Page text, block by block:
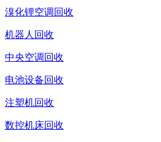
溴化锂空调回收
机器人回收
中央空调回收
电池设备回收
注塑机回收
数控机床回收